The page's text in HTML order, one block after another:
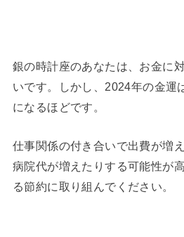
銀の時計座のあなたは、お金に
いです。しかし、2024年の金運
になるほどです。
仕事関係の付き合いで出費が増
病院代が増えたりする可能性が
る節約に取り組んでください。